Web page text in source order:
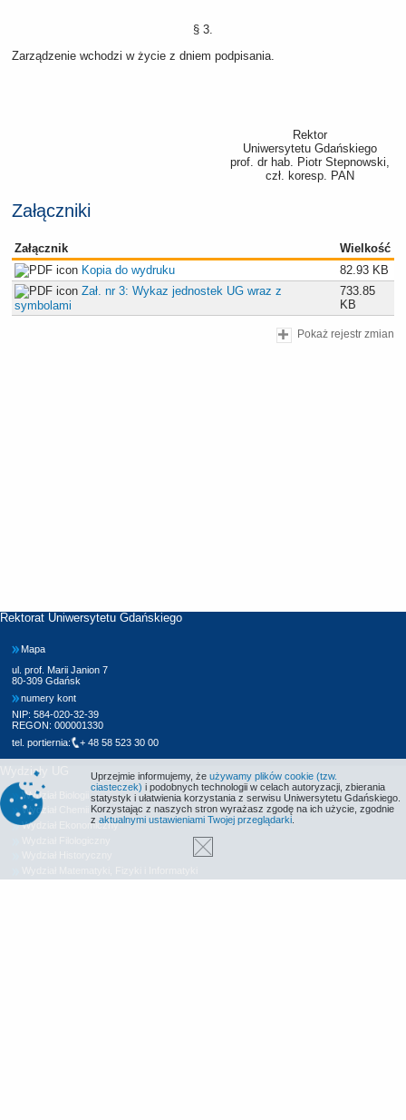
§ 3.
Zarządzenie wchodzi w życie z dniem podpisania.
Rektor
Uniwersytetu Gdańskiego
prof. dr hab. Piotr Stepnowski,
czł. koresp. PAN
Załączniki
Załącznik
Wielkość
Kopia do wydruku
82.93 KB
Zał. nr 3: Wykaz jednostek UG wraz z
symbolami
733.85
KB
Pokaż rejestr zmian
Rektorat Uniwersytetu Gdańskiego
Mapa
ul. prof. Marii Janion 7
80-309 Gdańsk
numery kont
NIP: 584-020-32-39
REGON: 000001330
tel. portiernia:
+ 48 58 523 30 00
Wydziały UG
Wydział Biologii
Wydział Chemii
Wydział Ekonomiczny
Uprzejmie informujemy, że używamy plików cookie (tzw.
ciasteczek) i podobnych technologii w celach autoryzacji, zbierania
statystyk i ułatwienia korzystania z serwisu Uniwersytetu Gdańskiego.
Korzystając z naszych stron wyrażasz zgodę na ich użycie, zgodnie
z aktualnymi ustawieniami Twojej przeglądarki